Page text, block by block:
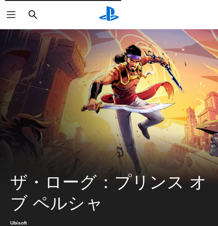
検
索
ザ・ローグ：プリンス オ
ブ ペルシャ
Ubisoft